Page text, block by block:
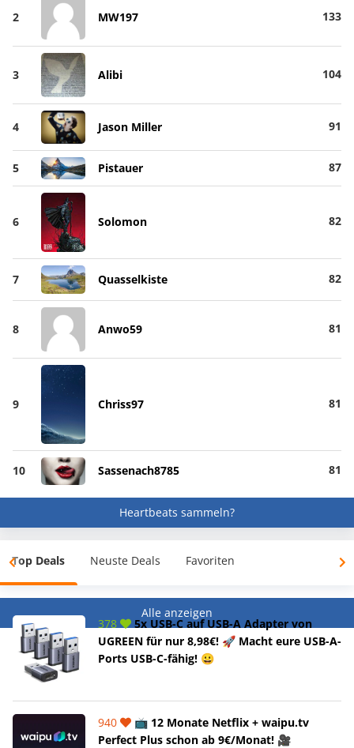
2 MW197 133
3 Alibi 104
4 Jason Miller 91
5 Pistauer 87
6 Solomon 82
7 Quasselkiste 82
8 Anwo59 81
9 Chriss97 81
10 Sassenach8785 81
Heartbeats sammeln?
Top Deals Neuste Deals Favoriten
Alle anzeigen
378
5x USB-C auf USB-A Adapter von
UGREEN für nur 8,98€! 🚀 Macht eure USB-A-
Ports USB-C-fähig! 😀
940
📺 12 Monate Netflix + waipu.tv
Perfect Plus schon ab 9€/Monat! 🎥